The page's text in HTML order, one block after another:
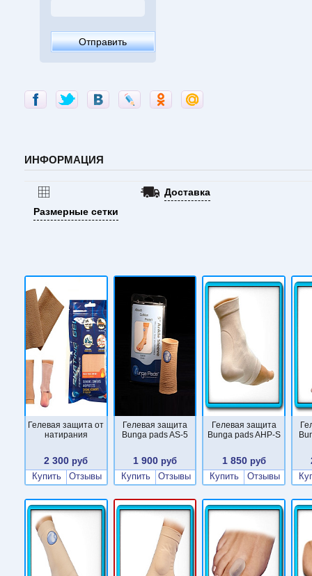
ИНФОРМАЦИЯ
Размерные сетки
Доставка
Гелевая защита от
натирания
2 300 руб
Купить
Отзывы
Гелевая защита
Bunga pads AS-5
1 900 руб
Купить
Отзывы
Гелевая защита
Bunga pads AHP-S
1 850руб
Купить
Отзывы